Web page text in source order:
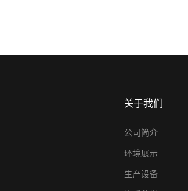
关于我们
公司简介
环境展示
生产设备